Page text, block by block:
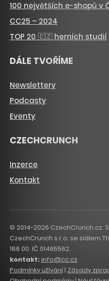
100 největších e-shopů v
CC25 – 2024
TOP 20 🇨🇿 herních studií
DÁLE TVOŘÍME
Newslettery
Podcasty
Eventy
CZECHCRUNCH
Inzerce
Kontakt
© 2014-2026
CzechCrunch s.r.o. se sídlem
186 00. IČ 01465562.
kontakt:info@cc.cz
Podmínky užívání| Zásady